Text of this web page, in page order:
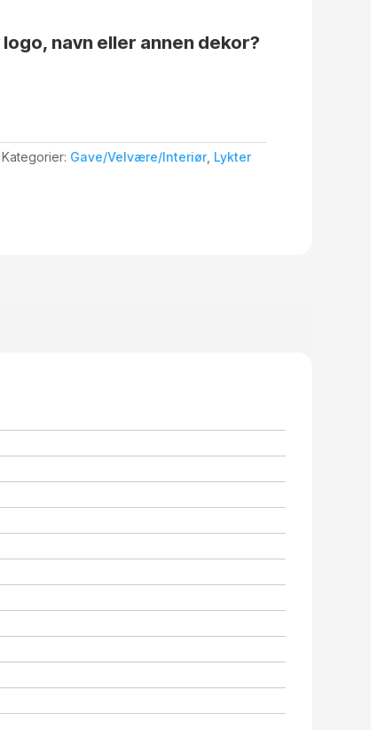
navn eller annen dekor?
Kategorier: Gave/Velvære/Interiør, Lykter